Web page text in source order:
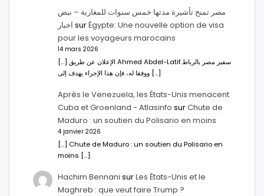
مصر تمنح تأشيرة مدتها خمس سنوات للمغاربة – نبض
اخبار surÉgypte: Une nouvelle option de visa
pour les voyageurs marocains
14 mars 2026
[…] الإعلان عن طريق Ahmed Abdel-Latifسفير مصر بالرباط.
ووفقا له، فإن هذا الإجراء يهدف إلى […]
Après le Venezuela, les États-Unis menacent
Cuba et Groenland - Atlasinfo surChute de
Maduro : un soutien du Polisario en moins
4 janvier 2026
[…] Chute de Maduro : un soutien du Polisario en
moins […]
Hachim Bennani surLes États-Unis et le
Maghreb : que veut faire Trump ?